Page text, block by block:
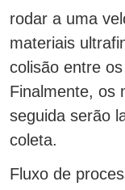
rodar a uma
materiais
colisão entre
Finalmente, os
seguida serão
coleta.
Fluxo de